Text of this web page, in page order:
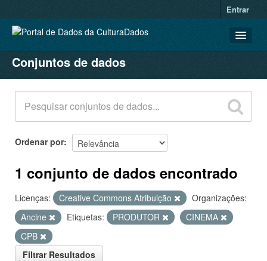
Entrar
CONJUNTOS DE DADOS
ORGANIZAÇÕES
GRUPOS
SOBRE
Conjuntos de dados
Ordenar por
1 conjunto de dados encontrado
Licenças: Creative Commons Atribuição
Organizações:
Ancine
Etiquetas: PRODUTOR
CINEMA
CPB
Filtrar Resultados